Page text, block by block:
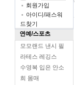
회원가입
아이디/패스워
드찾기
연예/스포츠
모모랜드 낸시 필
라테스 레깅스
수영복 입은 안소
희 몸매